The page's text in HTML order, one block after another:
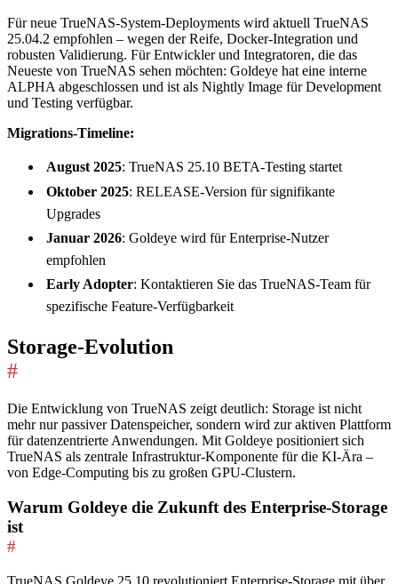
Für neue TrueNAS-System-Deployments wird aktuell TrueNAS
25.04.2 empfohlen – wegen der Reife, Docker-Integration und
robusten Validierung. Für Entwickler und Integratoren, die das
Neueste von TrueNAS sehen möchten: Goldeye hat eine interne
ALPHA abgeschlossen und ist als Nightly Image für Development
und Testing verfügbar.
Migrations-Timeline:
August 2025: TrueNAS 25.10 BETA-Testing startet
Oktober 2025: RELEASE-Version für signifikante
Upgrades
Januar 2026: Goldeye wird für Enterprise-Nutzer
empfohlen
Early Adopter: Kontaktieren Sie das TrueNAS-Team für
spezifische Feature-Verfügbarkeit
Storage-Evolution
#
Die Entwicklung von TrueNAS zeigt deutlich: Storage ist nicht
mehr nur passiver Datenspeicher, sondern wird zur aktiven Plattform
für datenzentrierte Anwendungen. Mit Goldeye positioniert sich
TrueNAS als zentrale Infrastruktur-Komponente für die KI-Ära –
von Edge-Computing bis zu großen GPU-Clustern.
Warum Goldeye die Zukunft des Enterprise-Storage
ist
#
TrueNAS Goldeye 25.10 revolutioniert Enterprise-Storage mit über